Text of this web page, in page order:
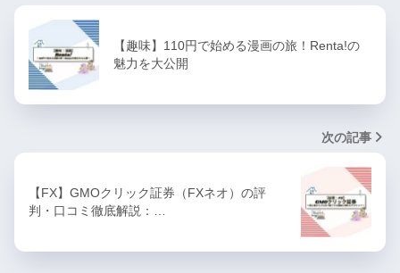
【趣味】110円で始める漫画の旅！Renta!の
魅力を大公開
次の記事
【FX】GMOクリック証券（FXネオ）の評
判・口コミ徹底解説：…